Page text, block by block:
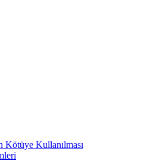
Kötüye Kullanılması